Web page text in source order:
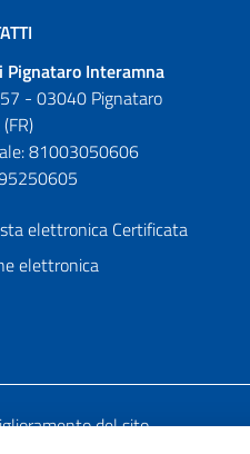
Pignataro Interamna
- 03040 Pignataro
81003050606
elettronica Certificata
elettronica
del sito